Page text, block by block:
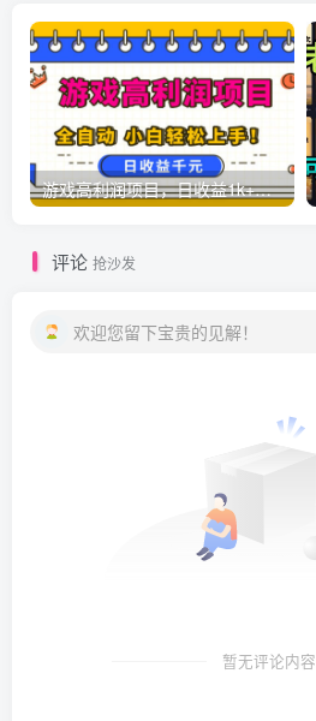
游戏高利润项目，日收益1k+，全自动，无需值守，解放双手，小白轻松上手【揭秘】
评论 抢沙发
欢迎您留下宝贵的见解！
暂无评论内容